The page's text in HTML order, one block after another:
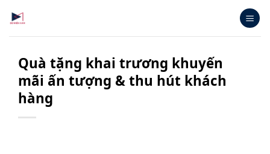
qua
nội
Quà tặng khai trương khuyến
mãi ấn tượng & thu hút khách
hàng